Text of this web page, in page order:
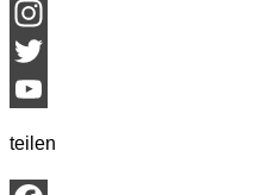
Facebook
Instagram
Twitter
teilen